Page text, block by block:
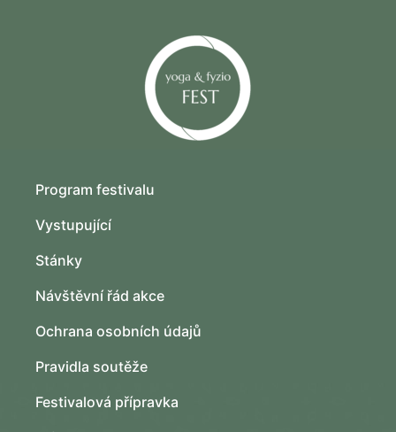
Program festivalu
Vystupující
Stánky
Návštěvní řád akce
Ochrana osobních údajů
Pravidla soutěže
Festivalová přípravka